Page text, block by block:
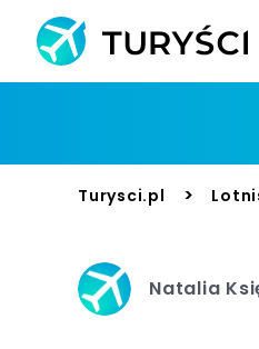
Turysci.pl >
Natalia